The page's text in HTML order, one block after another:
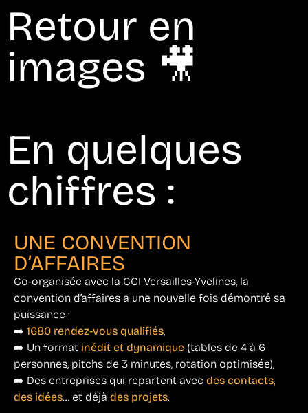
Retour en
images 🎥
En quelques
chiffres :
UNE CONVENTION
D’AFFAIRES
Co-organisée avec la CCI Versailles-Yvelines, la
convention d’affaires a une nouvelle fois démontré sa
puissance :
➡️ 1680 rendez-vous qualifiés,
➡️ Un format inédit et dynamique (tables de 4 à 6
personnes, pitchs de 3 minutes, rotation optimisée),
➡️ Des entreprises qui repartent avec des contacts,
des idées… et déjà des projets.